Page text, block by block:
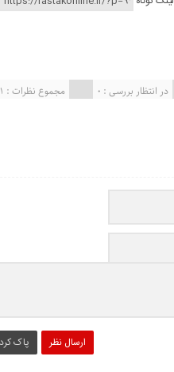
مجموع نظرات : 1 در انتظار بررسی : 0
ارسال نظر پاک